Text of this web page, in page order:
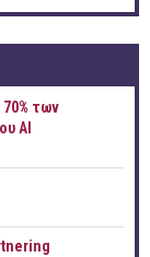
των
AI